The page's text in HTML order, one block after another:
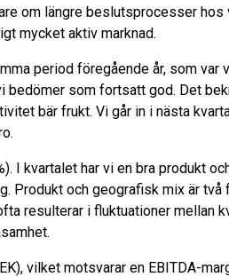
om längre beslutsprocesser hos
mycket aktiv marknad.
period föregående år, som var
bedömer som fortsatt god. Det
bär frukt. Vi går in i nästa
I kvartalet har vi en bra produkt
Produkt och geografisk mix är två
resulterar i fluktuationer mellan
vilket motsvarar en EBITDA-